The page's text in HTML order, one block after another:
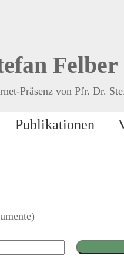
Felber
Präsenz von Pfr. Dr.
Publikationen